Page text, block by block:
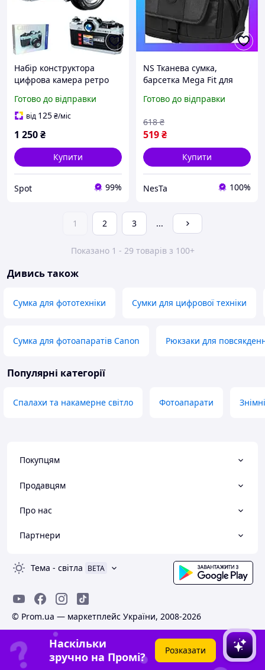
Набір конструктора
цифрова камера ретро
складання дзеркальної
фотокамери для дітей та
Готово до відправки
від 125₴/міс
1 250₴
Купити
Spot 99%
NS Тканева сумка,
барсетка Mega Fit для
Nes22/Q
Готово до відправки
519₴
618 ₴
Купити
NesTa 100%
1 2 3 ...
Показано 1 - 29 товарів з 100+
Дивись також
Сумка для фототехніки Сумки для цифрової техніки
Сумка для фотоапаратів Canon Рюкзаки для
Популярні категорії
Спалахи та накамерне світло Фотоапарати
Покупцям
Продавцям
Про нас
Партнери
Тема - світла BETA
© Prom.ua — маркетплейс України, 2008-2026
Наскільки
зручно на Промі?
Розказати